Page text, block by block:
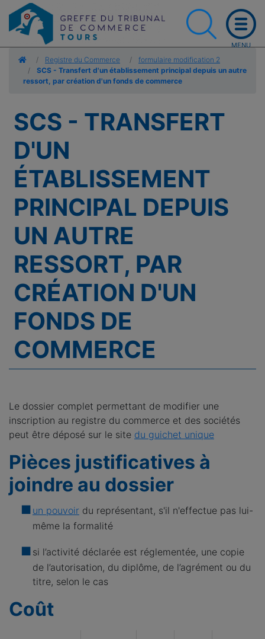
AccueilRegistre du Commerce
formulaire modification 2
SCS - Transfert d'un établissement principal depuis un autre
ressort, par création d'un fonds de commerce
SCS - TRANSFERT
D'UN
ÉTABLISSEMENT
PRINCIPAL DEPUIS
UN AUTRE
RESSORT, PAR
CRÉATION D'UN
FONDS DE
COMMERCE
Le dossier complet permettant de modifier une
inscription au registre du commerce et des sociétés
peut être déposé sur le site du guichet unique
Pièces justificatives à
joindre au dossier
un pouvoir du représentant, s'il n'effectue pas lui-
même la formalité
si l’activité déclarée est réglementée, une copie
de l’autorisation, du diplôme, de l’agrément ou du
titre, selon le cas
Coût